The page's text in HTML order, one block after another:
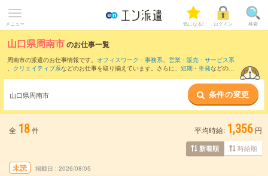
メニュー 気になる! ログイン 検索
山口県周南市のお仕事一覧
周南市の派遣のお仕事情報です。 オフィスワーク・事務系、 営業・販売・サービス系
、 クリエイティブ系などのお仕事を取り揃えています。さらに、 短期 ・ 単発などの期
また、下松市など隣接エリアのお仕事もご確認いただけます。
山口県周南市 条件の変更
全 18件 平均時給: 1,356 円
新着順 時給順
未読 掲載日 2026/08/05